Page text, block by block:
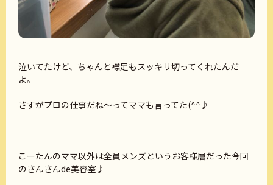
泣いてたけど、ちゃんと襟足もスッキリ切ってくれたんだ
よ。
さすがプロの仕事だね～ってママも言ってた(^^♪
こーたんのママ以外は全員メンズというお客様層だった今回
のさんさんde美容室♪